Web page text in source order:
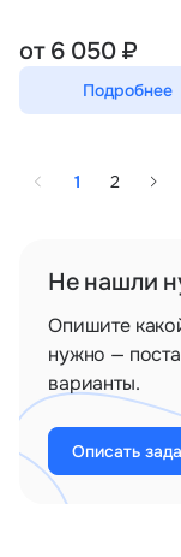
от 6 050 ₽
Подробнее
1 2
Не нашли
Опишите
нужно —
варианты.
Описать